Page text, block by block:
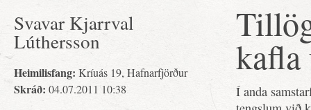
Svavar Kjarrval
Lúthersson
Heimilisfang: Kríuás 19, Hafnarfjörður
Skráð: 04.07.2011 10:38
kafla
Í anda